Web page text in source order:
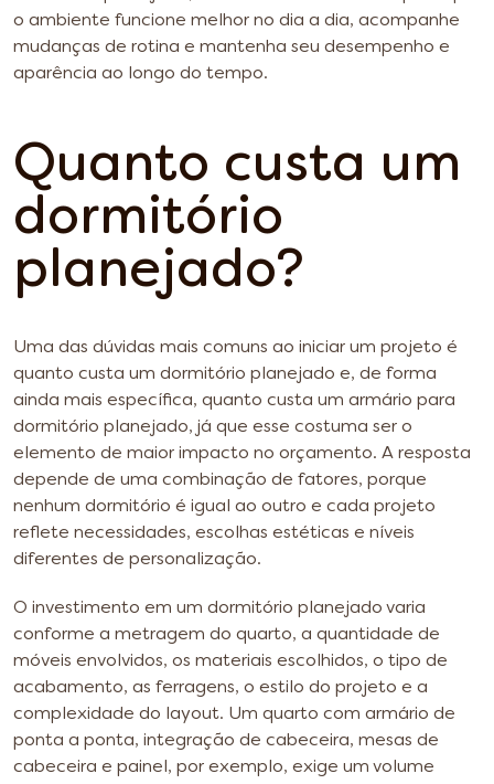
o ambiente funcione melhor no dia a dia, acompanhe
mudanças de rotina e mantenha seu desempenho e
aparência ao longo do tempo.
Quanto custa um
dormitório
planejado?
Uma das dúvidas mais comuns ao iniciar um projeto é
quanto custa um dormitório planejado e, de forma
ainda mais específica, quanto custa um armário para
dormitório planejado, já que esse costuma ser o
elemento de maior impacto no orçamento. A resposta
depende de uma combinação de fatores, porque
nenhum dormitório é igual ao outro e cada projeto
reflete necessidades, escolhas estéticas e níveis
diferentes de personalização.
O investimento em um dormitório planejado varia
conforme a metragem do quarto, a quantidade de
móveis envolvidos, os materiais escolhidos, o tipo de
acabamento, as ferragens, o estilo do projeto e a
complexidade do layout. Um quarto com armário de
ponta a ponta, integração de cabeceira, mesas de
cabeceira e painel, por exemplo, exige um volume